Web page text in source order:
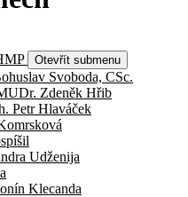
Otevřít submenu
Svoboda, CSc.
Zdeněk Hřib
Petr Hlaváček
Udženija
Klecanda